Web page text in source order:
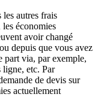
autres frais
économies
avoir changé
depuis que vous avez
part via, par exemple,
ligne, etc. Par
de devis sur
actuellement